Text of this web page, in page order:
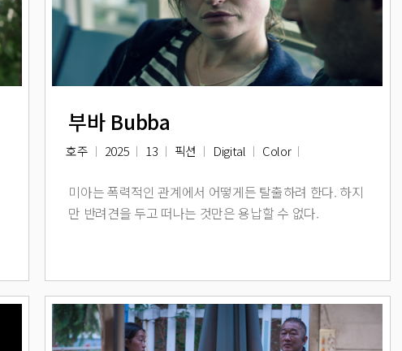
부바 Bubba
호주 2025 13 픽션 Digital Color
미아는 폭력적인 관계에서 어떻게든 탈출하려 한다. 하지
만 반려견을 두고 떠나는 것만은 용납할 수 없다.